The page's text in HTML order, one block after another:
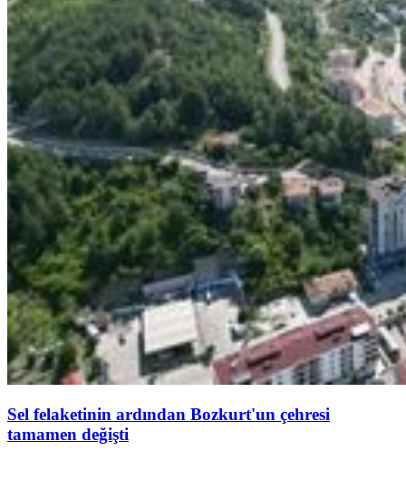
Sel felaketinin ardından Bozkurt'un çehresi
tamamen değişti